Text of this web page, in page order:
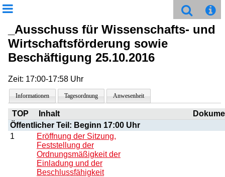
_Ausschuss für Wissenschafts- und
Wirtschaftsförderung sowie
Beschäftigung 25.10.2016
Zeit: 17:00-17:58 Uhr
Informationen Tagesordnung Anwesenheit
TOP Inhalt
Öffentlicher Teil: Beginn 17:00 Uhr
1
Eröffnung der Sitzung,
Feststellung der
Ordnungsmäßigkeit der
Einladung und der
Beschlussfähigkeit